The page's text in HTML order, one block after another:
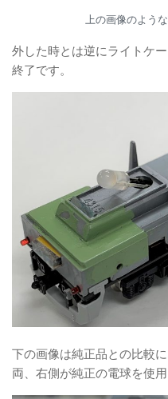
上の画像のよう
外した時とは逆にライトケ
終了です。
下の画像は純正品との比較
両、右側が純正の電球を使用